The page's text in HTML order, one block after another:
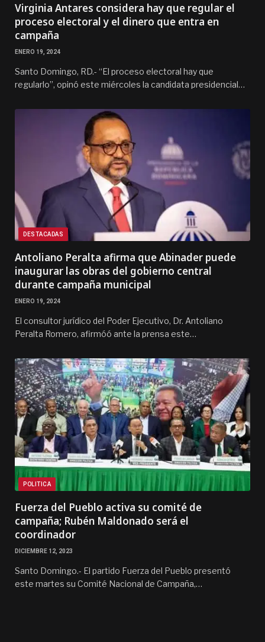
Virginia Antares considera hay que regular el
proceso electoral y el dinero que entra en
campaña
ENERO 19, 2024
Santo Domingo, RD.- “El proceso electoral hay que
regularlo”, opinó este miércoles la candidata presidencial…
DESTACADAS
Antoliano Peralta afirma que Abinader puede
inaugurar las obras del gobierno central
durante campaña municipal
ENERO 19, 2024
El consultor jurídico del Poder Ejecutivo, Dr. Antoliano
Peralta Romero, afirmóó ante la prensa este…
POLITICA
Fuerza del Pueblo activa su comité de
campaña; Rubén Maldonado será el
coordinador
DICIEMBRE 12, 2023
Santo Domingo.- El partido Fuerza del Pueblo presentó
este martes su Comité Nacional de Campaña,…